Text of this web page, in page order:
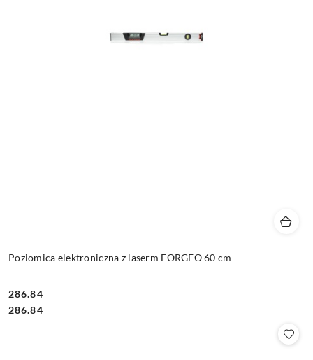
Poziomica elektroniczna z laserm FORGEO 60 cm
Cena:
286.84
Cena:
286.84